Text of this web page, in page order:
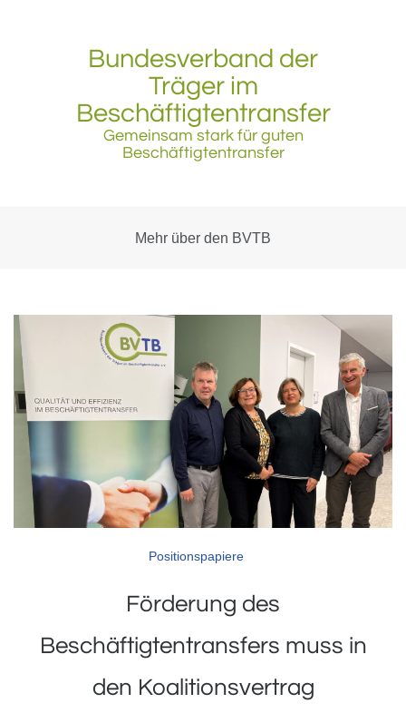
Bundesverband der
Träger im
Beschäftigtentransfer
Gemeinsam stark für guten
Beschäftigtentransfer
Mehr über den BVTB
Positionspapiere
Förderung des
Beschäftigtentransfers muss in
den Koalitionsvertrag